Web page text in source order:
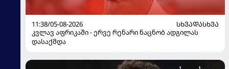
11:38/05-08-2026
ᲡᲮᲕᲐᲓᲐᲡᲮᲕᲐ
კვლავ აფრიკაში - ერვე რენარი ნაცნობ ადგილას
დასაქმდა